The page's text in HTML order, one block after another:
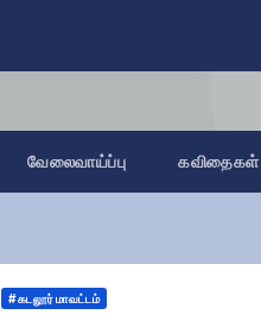
வேலைவாய்ப்பு கவிதைகள்
# கடலூர் மாவட்டம்